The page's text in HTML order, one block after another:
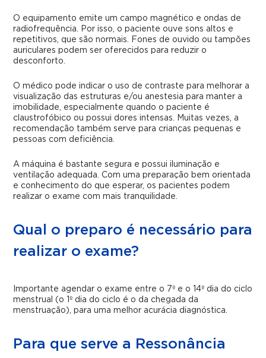
O equipamento emite um campo magnético e ondas de
radiofrequência. Por isso, o paciente ouve sons altos e
repetitivos, que são normais. Fones de ouvido ou tampões
auriculares podem ser oferecidos para reduzir o
desconforto.
O médico pode indicar o uso de contraste para melhorar a
visualização das estruturas e/ou anestesia para manter a
imobilidade, especialmente quando o paciente é
claustrofóbico ou possui dores intensas. Muitas vezes, a
recomendação também serve para crianças pequenas e
pessoas com deficiência.
A máquina é bastante segura e possui iluminação e
ventilação adequada. Com uma preparação bem orientada
e conhecimento do que esperar, os pacientes podem
realizar o exame com mais tranquilidade.
Qual o preparo é necessário para
realizar o exame?
Importante agendar o exame entre o 7º e o 14º dia do ciclo
menstrual (o 1º dia do ciclo é o da chegada da
menstruação), para uma melhor acurácia diagnóstica.
Para que serve a Ressonância